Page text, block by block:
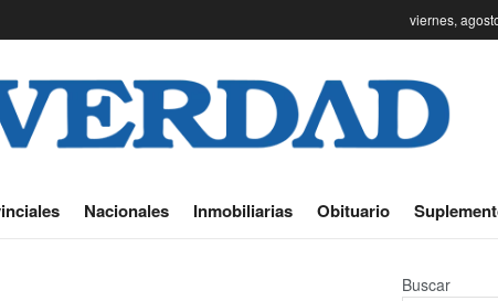
viernes,
Nacionales Inmobiliarias Obituario
Buscar